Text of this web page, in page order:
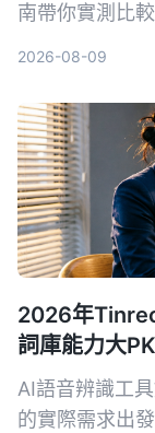
南帶你實測比
2026-08-09
2026年
詞庫能力大
AI語音辨識工
的實際需求出